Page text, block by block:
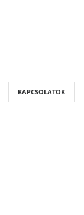
KAPCSOLATOK